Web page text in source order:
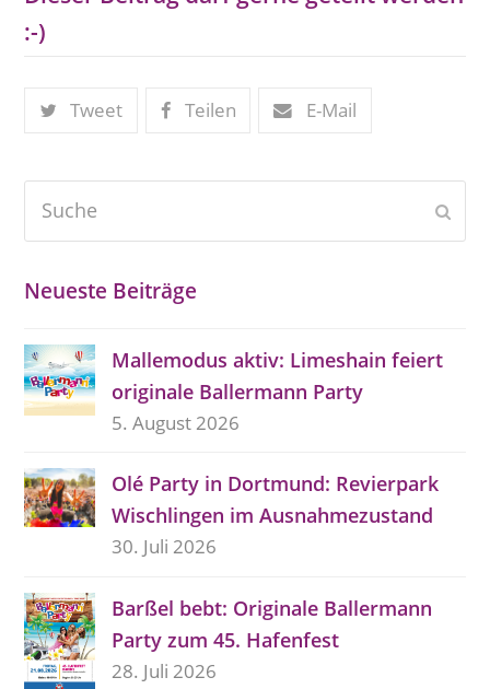
:-)
Tweet Teilen E-Mail
Neueste Beiträge
Mallemodus aktiv: Limeshain feiert
originale Ballermann Party
5. August 2026
Olé Party in Dortmund: Revierpark
Wischlingen im Ausnahmezustand
30. Juli 2026
Barßel bebt: Originale Ballermann
Party zum 45. Hafenfest
28. Juli 2026